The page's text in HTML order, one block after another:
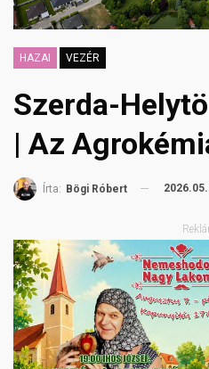
HAZAI VEZÉR
Szerda-
| Az
Írta: Bögi Róbert